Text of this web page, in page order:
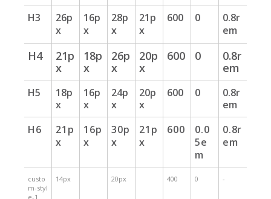
H3
26p
x
16p
x
28p
x
21p
x
600 0
0.8r
em
H4
21p
x
18p
x
26p
x
20p
x
600 0
0.8r
em
H5
18p
x
16p
x
24p
x
20p
x
600 0
0.8r
em
H6
21p
x
16p
x
30p
x
21p
x
600
0.0
5e
m
0.8r
em
custo
m-styl
e-1
14px 20px 400 0 -